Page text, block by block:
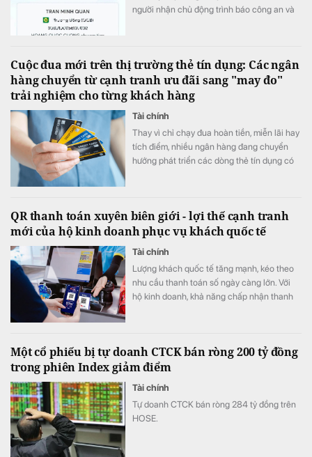
người nhận chủ động trình báo công an và
Cuộc đua mới trên thị trường thẻ tín dụng: Các ngân
hàng chuyển từ cạnh tranh ưu đãi sang "may đo"
trải nghiệm cho từng khách hàng
Tài chính
Thay vì chỉ chạy đua hoàn tiền, miễn lãi hay
tích điểm, nhiều ngân hàng đang chuyển
hướng phát triển các dòng thẻ tín dụng có
nghiệm được kỳ vọng sẽ trở thành lợi thế
cạnh tranh mới của thị trường thẻ trong giai
QR thanh toán xuyên biên giới - lợi thế cạnh tranh
mới của hộ kinh doanh phục vụ khách quốc tế
Tài chính
Lượng khách quốc tế tăng mạnh, kéo theo
nhu cầu thanh toán số ngày càng lớn. Với
hộ kinh doanh, khả năng chấp nhận thanh
Một cổ phiếu bị tự doanh CTCK bán ròng 200 tỷ đồng
trong phiên Index giảm điểm
Tài chính
Tự doanh CTCK bán ròng 284 tỷ đồng trên
HOSE.